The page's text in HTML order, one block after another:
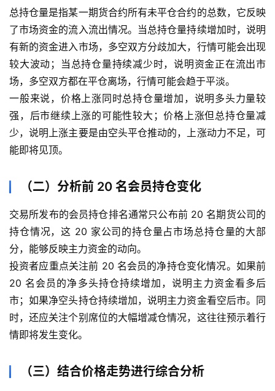
恒
指
期
货
期
货
开
户
货
纳
指
期
货
股
指
总持仓量是指某一期货合约所有未平仓合约的总数，它反映
了市场资金的流入流出情况。当总持仓量持续增加时，说明
有新的资金进入市场，多空双方分歧加大，行情可能会出现
较大波动；当总持仓量持续减少时，说明资金正在流出市
场，多空双方都在平仓离场，行情可能会趋于平淡。
一般来说，价格上涨同时总持仓量增加，说明多头力量较
强，后市继续上涨的可能性较大；价格上涨但总持仓量减
少，说明上涨主要是由空头平仓推动的，上涨动力不足，可
能即将见顶。
（二）分析前 20 名会员持仓变化
交易所发布的会员持仓排名通常只公布前 20 名期货公司的
持仓情况，这 20 家公司的持仓量占市场总持仓量的大部
分，能够反映主力资金的动向。
投资者应重点关注前 20 名会员的净持仓变化情况。如果前
20 名会员的净多头持仓持续增加，说明主力资金看多后
市；如果净空头持仓持续增加，说明主力资金看空后市。同
时，还应关注个别席位的大幅增减仓情况，这往往预示着行
情即将发生变化。
（三）结合价格走势进行综合分析